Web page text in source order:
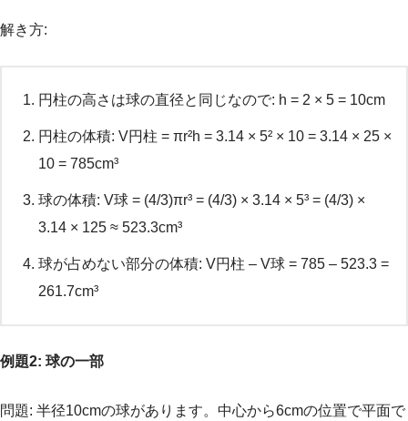
解き方:
円柱の高さは球の直径と同じなので: h = 2 × 5 = 10cm
円柱の体積: V円柱 = πr²h = 3.14 × 5² × 10 = 3.14 × 25 ×
10 = 785cm³
球の体積: V球 = (4/3)πr³ = (4/3) × 3.14 × 5³ = (4/3) ×
3.14 × 125 ≈ 523.3cm³
球が占めない部分の体積: V円柱 – V球 = 785 – 523.3 =
261.7cm³
例題2: 球の一部
問題: 半径10cmの球があります。中心から6cmの位置で平面で